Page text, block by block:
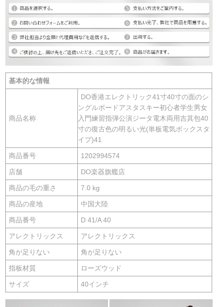
基本的な情報
商品名称
DO香港エレクトリック41寸40寸の面のシ
ングルボードアスタスキー初心者学生男女
入門練習指弾公演ジータ電木両用吉其包40
寸の復古色の明るい光(単板電気ボックスタ
イプ)41
商品番号 1202994574
店舗 DO楽器旗艦店
商品の毛の重さ 7.0 kg
商品の産地 中国大陸
商品番号 D 41/A 40
アレクトリックス アレクトリックス
角が足りない 角が足りない
指板材質 ローズウッド
サイズ 40インチ